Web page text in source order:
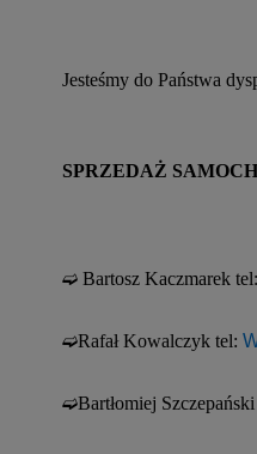
Jesteśmy do Państwa
SPRZEDAŻ
➫ Bartosz Kaczmarek tel:
➫Rafał Kowalczyk tel:
➫Bartłomiej Szczepański